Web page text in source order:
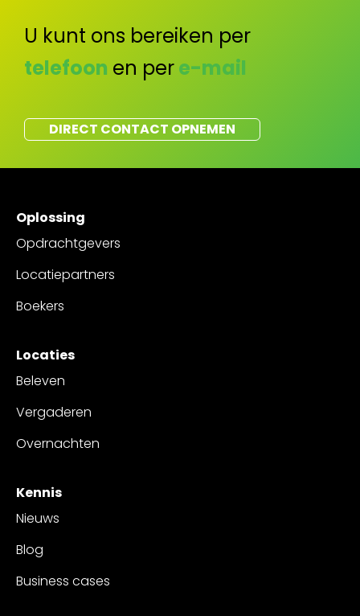
U kunt ons bereiken per
telefoon en pere-mail
DIRECT CONTACT OPNEMEN
Oplossing
Opdrachtgevers
Locatiepartners
Boekers
Locaties
Beleven
Vergaderen
Overnachten
Kennis
Nieuws
Blog
Business cases